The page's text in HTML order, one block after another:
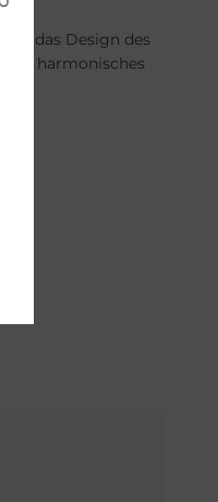
in das Design des
ein harmonisches